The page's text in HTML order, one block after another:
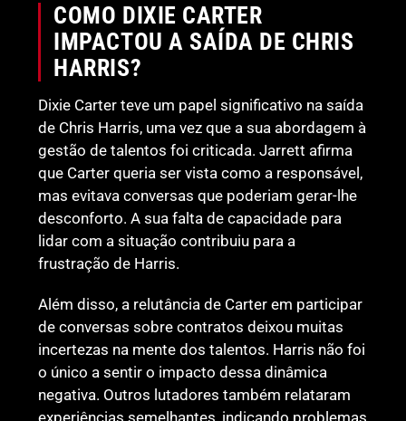
COMO DIXIE CARTER
IMPACTOU A SAÍDA DE CHRIS
HARRIS?
Dixie Carter teve um papel significativo na saída
de Chris Harris, uma vez que a sua abordagem à
gestão de talentos foi criticada. Jarrett afirma
que Carter queria ser vista como a responsável,
mas evitava conversas que poderiam gerar-lhe
desconforto. A sua falta de capacidade para
lidar com a situação contribuiu para a
frustração de Harris.
Além disso, a relutância de Carter em participar
de conversas sobre contratos deixou muitas
incertezas na mente dos talentos. Harris não foi
o único a sentir o impacto dessa dinâmica
negativa. Outros lutadores também relataram
experiências semelhantes, indicando problemas